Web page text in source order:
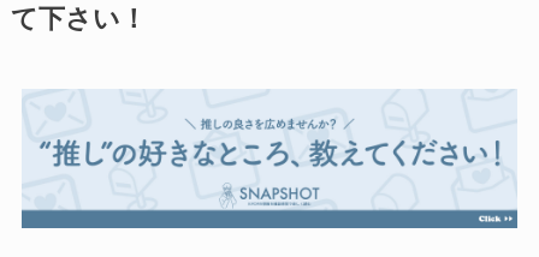
て下さい！